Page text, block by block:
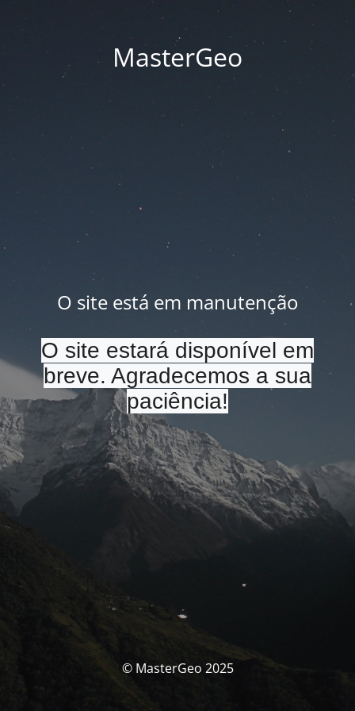
MasterGeo
O site está em manutenção
O site estará disponível em
breve. Agradecemos a sua
paciência!
© MasterGeo 2025